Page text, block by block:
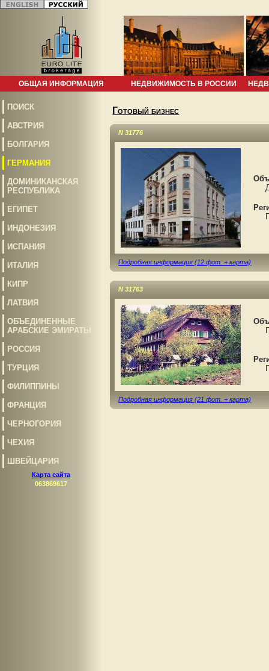
ОБЩАЯ ИНФОРМАЦИЯ НЕДВИЖИМОСТЬ В РОССИИ
ПОИСК
АВСТРИЯ
БОЛГАРИЯ
ГЕРМАНИЯ
ДОМИНИКАНСКАЯ
РЕСПУБЛИКА
ЕГИПЕТ
ИНДОНЕЗИЯ
ИСПАНИЯ
ИТАЛИЯ
КИПР
ЛАТВИЯ
ОБЪЕДИНЕННЫЕ
АРАБСКИЕ ЭМИРАТЫ
РОССИЯ
ТУРЦИЯ
ФИЛИППИНЫ
ФРАНЦИЯ
ЧЕРНОГОРИЯ
ЧЕХИЯ
ШВЕЙЦАРИЯ
Карта сайта
063869617
Готовый бизнес
N 31776
Подробная информация (12 фот. + карта)
N 31763
Подробная информация (21 фот. + карта)